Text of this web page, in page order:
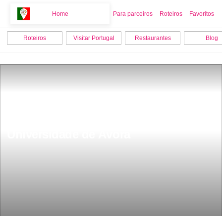
Home Para parceiros Roteiros Favoritos
Home
Roteiros Visitar Portugal Restaurantes Blog